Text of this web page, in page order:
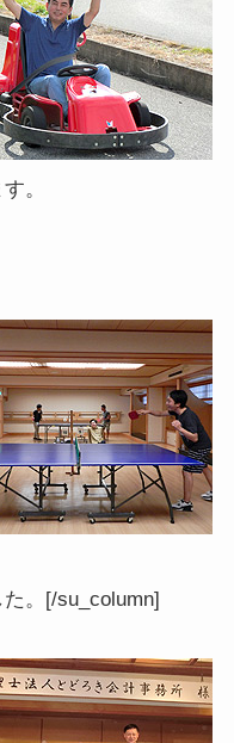
。
。[/su_column]